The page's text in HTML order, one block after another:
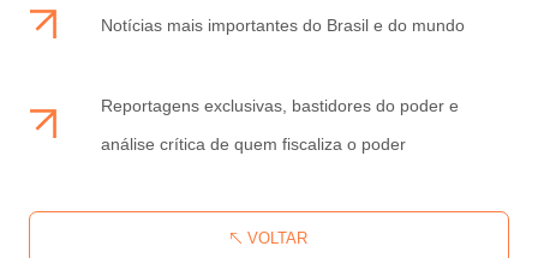
Notícias mais importantes do Brasil e do mundo
Reportagens exclusivas, bastidores do poder e
análise crítica de quem fiscaliza o poder
VOLTAR